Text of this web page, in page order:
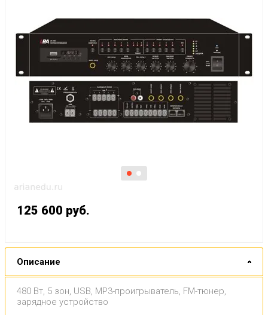
125 600 руб.
Описание
480 Вт, 5 зон, USB, MP3-проигрыватель, FM-тюнер,
зарядное устройство